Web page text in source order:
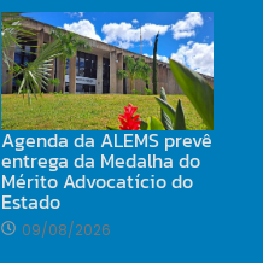
Agenda da ALEMS prevê
entrega da Medalha do
Mérito Advocatício do
Estado
09/08/2026